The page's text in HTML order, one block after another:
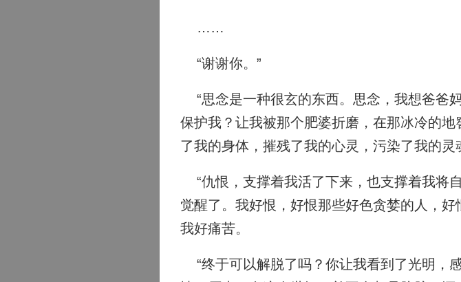
……
“谢谢你。”
“思念是一种很玄的东西。思念，我想爸爸
保护我？让我被那个肥婆折磨，在那冰冷的
了我的身体，摧残了我的心灵，污染了我的灵
“仇恨，支撑着我活了下来，也支撑着我将
觉醒了。我好恨，好恨那些好色贪婪的人，
我好痛苦。
“终于可以解脱了吗？你让我看到了光明，